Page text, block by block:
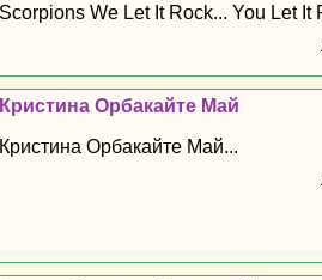
Scorpions We Let It Rock... You Let It
Кристина Орбакайте Май
Кристина Орбакайте Май...